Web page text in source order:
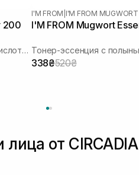
200
Тонер для лица с азелеиновой кислотой
I'M FROM I'M FROM MUGWORT
I'M FROM Mugwort
Тонер-эссенция с
338₴520₴
от CIRCADIA